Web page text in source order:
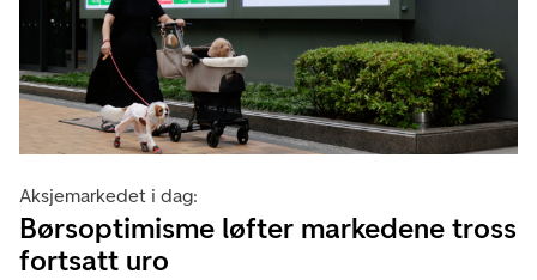
Aksjemarkedet i dag:
Børsoptimisme løfter markedene tross
fortsatt uro